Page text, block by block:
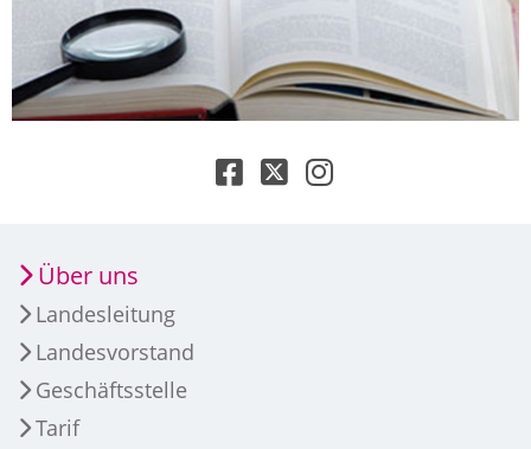
Über uns
Landesleitung
Landesvorstand
Geschäftsstelle
Tarif